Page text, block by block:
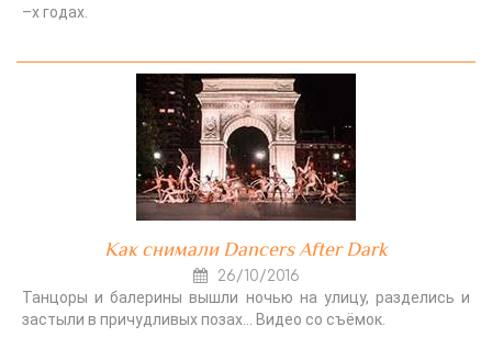
–х годах.
Как снимали Dancers After Dark
26/10/2016
Танцоры и балерины вышли ночью на улицу, разделись и
застыли в причудливых позах… Видео со съёмок.